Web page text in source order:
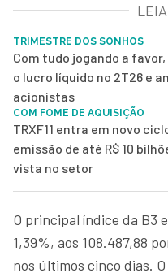
TRIMESTRE DOS SONHOS
Com tudo jogando a
o lucro líquido no 2T26 e
acionistas
COM FOME DE AQUISIÇÃO
TRXF11 entra em novo
emissão de até R$ 10
vista no setor
O principal índice da B3
1,39%, aos 108.487,88
nos últimos cinco dias.